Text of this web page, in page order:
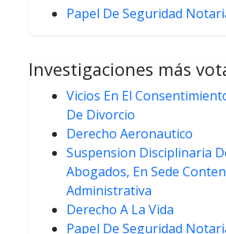
Papel De Seguridad
Investigaciones más
Vicios En El
De Divorcio
Derecho Aeronautico
Suspension Disciplinaria
Abogados, En Sede
Administrativa
Derecho A La Vida
Papel De Seguridad